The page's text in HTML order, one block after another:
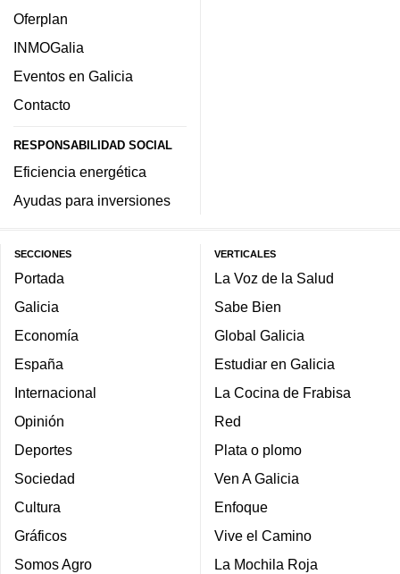
Oferplan
INMOGalia
Eventos en Galicia
Contacto
RESPONSABILIDAD SOCIAL
Eficiencia energética
Ayudas para inversiones
SECCIONES
Portada
Galicia
Economía
España
Internacional
Opinión
Deportes
Sociedad
Cultura
Gráficos
Somos Agro
VERTICALES
La Voz de la Salud
Sabe Bien
Global Galicia
Estudiar en Galicia
La Cocina de Frabisa
Red
Plata o plomo
Ven A Galicia
Enfoque
Vive el Camino
La Mochila Roja